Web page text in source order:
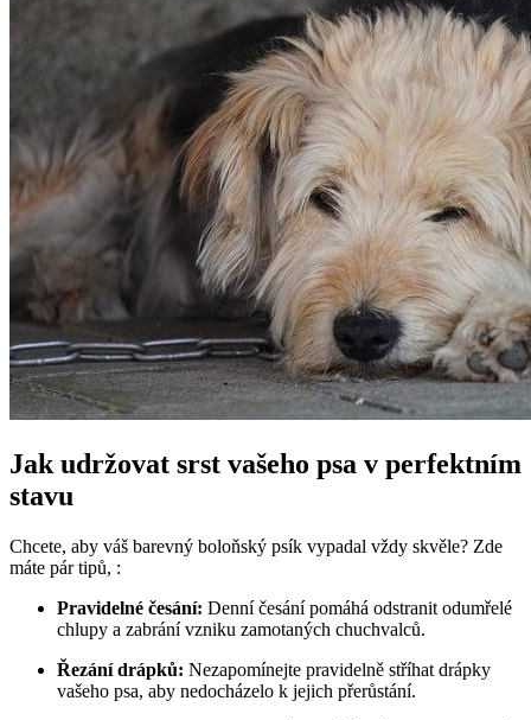
Jak udržovat srst vašeho psa v perfektním‌
stavu
Chcete, aby váš barevný boloňský‌ psík vypadal vždy skvěle? Zde
máte pár tipů, :
Pravidelné česání: ‍Denní česání⁤ pomáhá odstranit odumřelé⁤
chlupy a zabrání vzniku zamotaných chuchvalců.
Řezání drápků: Nezapomínejte⁢ pravidelně stříhat drápky
vašeho‌ psa, aby nedocházelo ⁢k jejich⁤ přerůstání.